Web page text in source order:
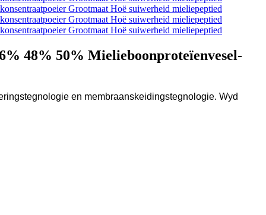
48% 50% Mielieboonproteïenvesel-
en membraanskeidingstegnologie. Wyd